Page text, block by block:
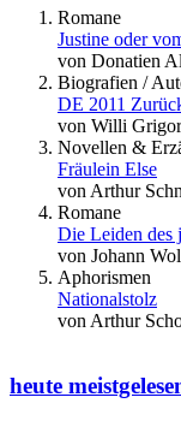
Romane
Justine oder
von Donatien
Biografien /
DE 2011
von Willi Grigor
Novellen &
Fräulein Else
von Arthur
Romane
Die Leiden des
von Johann
Aphorismen
Nationalstolz
von Arthur
heute